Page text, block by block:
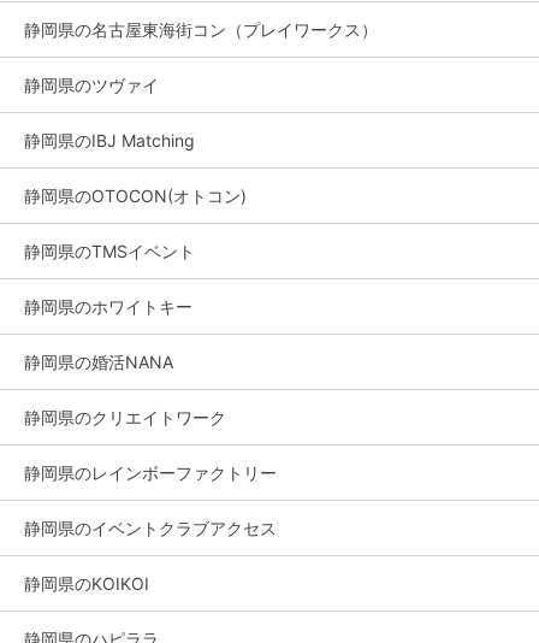
静岡県の名古屋東海街コン（プレイワークス）
静岡県のツヴァイ
静岡県のIBJ Matching
静岡県のOTOCON(オトコン)
静岡県のTMSイベント
静岡県のホワイトキー
静岡県の婚活NANA
静岡県のクリエイトワーク
静岡県のレインボーファクトリー
静岡県のイベントクラブアクセス
静岡県のKOIKOI
静岡県のハピララ